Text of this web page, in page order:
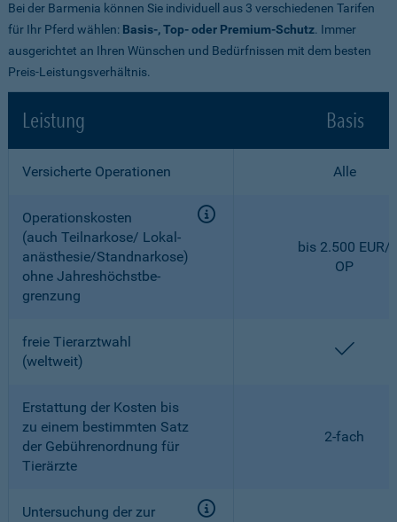
Bei der Barmenia können Sie individuell aus 3 verschiedenen Tarifen
für Ihr Pferd wählen: Basis-, Top- oder Premium-Schutz. Immer
ausgerichtet an Ihren Wünschen und Bedürfnissen mit dem besten
Preis-Leistungsverhältnis.
Leistung Basis
Versicherte Operationen Alle
Operationskosten
(auch Teilnarkose/ Lokal­
anästhesie/Standnarkose)
ohne Jahreshöchstbe­
grenzung
bis 2.500 EUR/
OP
freie Tierarztwahl
(weltweit)
Erstattung der Kosten bis
zu einem bestimmten Satz
der Gebührenordnung für
Tierärzte
2-fach
Untersuchung der zur